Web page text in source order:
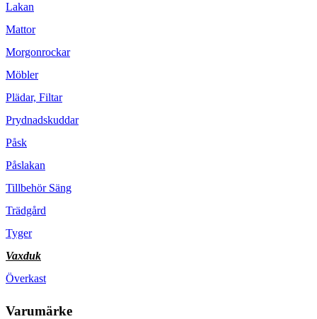
Lakan
Mattor
Morgonrockar
Möbler
Plädar, Filtar
Prydnadskuddar
Påsk
Påslakan
Tillbehör Säng
Trädgård
Tyger
Vaxduk
Överkast
Varumärke